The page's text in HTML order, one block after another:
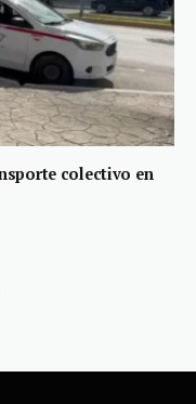
colectivo en